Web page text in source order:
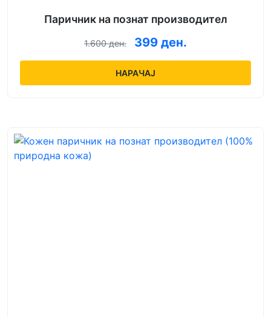
Паричник на познат производител
1.600 ден. 399 ден.
НАРАЧАЈ